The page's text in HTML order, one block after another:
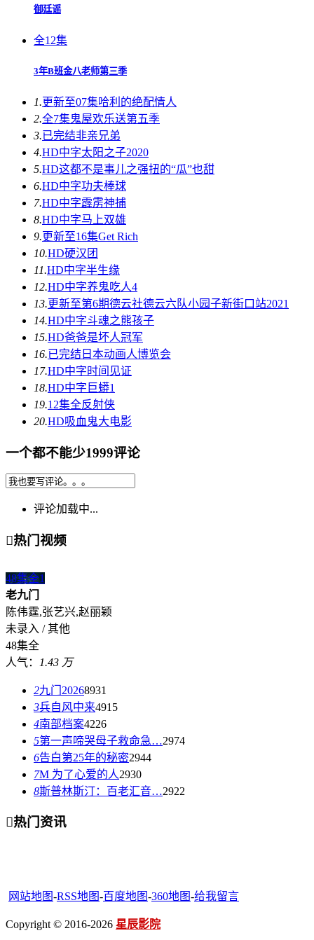
御廷谣
全12集
3年B班金八老师第三季
1.更新至07集哈利的绝配情人
2.全7集鬼屋欢乐送第五季
3.已完结非亲兄弟
4.HD中字太阳之子2020
5.HD这都不是事儿之强扭的“瓜”也甜
6.HD中字功夫棒球
7.HD中字霹雳神捕
8.HD中字马上双雄
9.更新至16集Get Rich
10.HD硬汉团
11.HD中字半生缘
12.HD中字养鬼吃人4
13.更新至第6期德云社德云六队小园子新街口站2021
14.HD中字斗魂之熊孩子
15.HD爸爸是坏人冠军
16.已完结 日本动画人博览会
17.HD中字时间见证
18.HD中字 巨蟒1
19.12集全反射侠
20.HD吸血鬼大电影
一个都不能少1999评论
评论加载中...
热门视频
48集全1
老九门
陈伟霆,张艺兴,赵丽颖
未录入 / 其他
48集全
人气：
1.43 万
2九门20268931
3兵自风中来4915
4南部档案4226
5第一声啼哭母子救命急…2974
6告白第25年的秘密2944
7M 为了心爱的人2930
8斯普林斯汀：百老汇音…2922
热门资讯
网站地图-RSS地图-百度地图-360地图-给我留言
Copyright © 2016-2026 星辰影院